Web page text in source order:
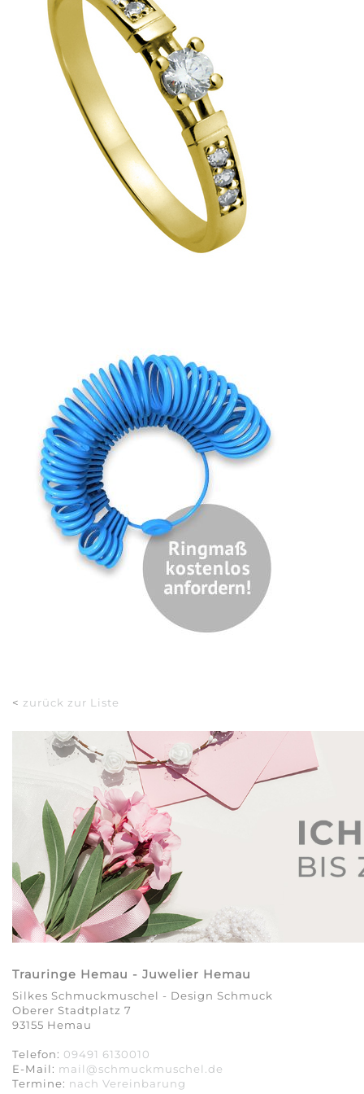
< zurück zur Liste
Trauringe Hemau - Juwelier Hemau
Silkes Schmuckmuschel - Design Schmuck
Oberer Stadtplatz 7
93155 Hemau
Telefon: 09491 6130010
E-Mail: mail@schmuckmuschel.de
Termine: nach Vereinbarung​​​​​​​